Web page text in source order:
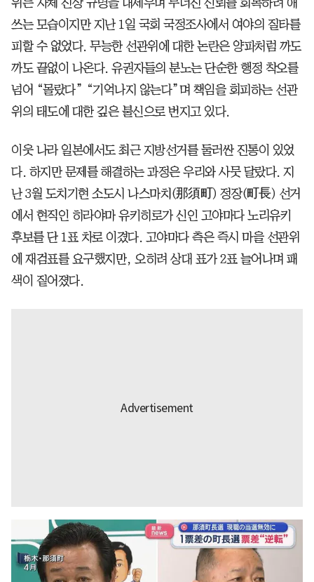
위는 자체 진상 규명을 내세우며 무너진 신뢰를 회복하려 애
쓰는 모습이지만 지난 1일 국회 국정조사에서 여야의 질타를
피할 수 없었다. 무능한 선관위에 대한 논란은 양파처럼 까도
까도 끝없이 나온다. 유권자들의 분노는 단순한 행정 착오를
넘어 “몰랐다” “기억나지 않는다”며 책임을 회피하는 선관
위의 태도에 대한 깊은 불신으로 번지고 있다.
이웃 나라 일본에서도 최근 지방선거를 둘러싼 진통이 있었
다. 하지만 문제를 해결하는 과정은 우리와 사뭇 달랐다. 지
난 3월 도치기현 소도시 나스마치(那須町) 정장(町長) 선거
에서 현직인 히라야마 유키히로가 신인 고야마다 노리유키
후보를 단 1표 차로 이겼다. 고야마다 측은 즉시 마을 선관위
에 재검표를 요구했지만, 오히려 상대 표가 2표 늘어나며 패
색이 짙어졌다.